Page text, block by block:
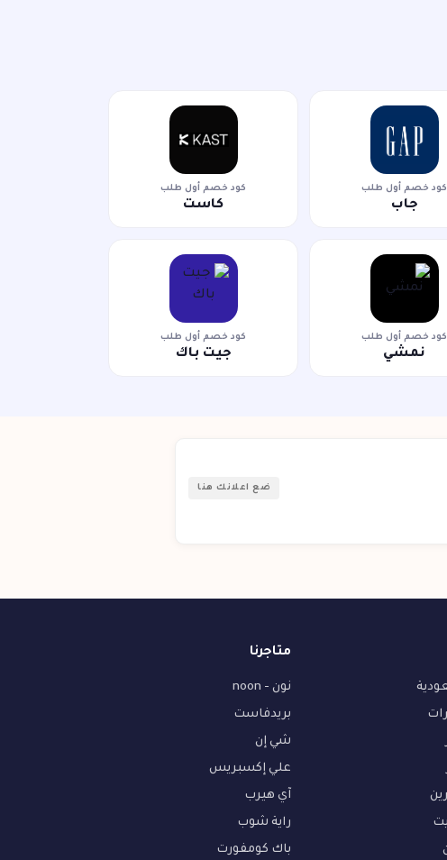
كود خصم أول طلب
جاب
كود خصم أول طلب
كاست
كود خصم أول طلب
نمشي
كود خصم أول طلب
جيت باك
ضع اعلانك هنا
متاجرنا
نون - noon
بريدفاست
شي إن
علي إكسبريس
آي هيرب
راية شوب
باك كومفورت